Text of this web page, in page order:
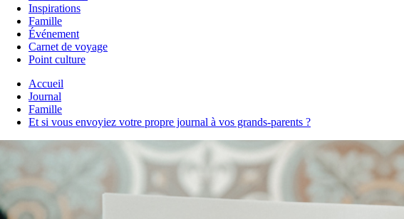
Inspirations
Famille
Événement
Carnet de voyage
Point culture
Accueil
Journal
Famille
Et si vous envoyiez votre propre journal à vos grands-parents ?